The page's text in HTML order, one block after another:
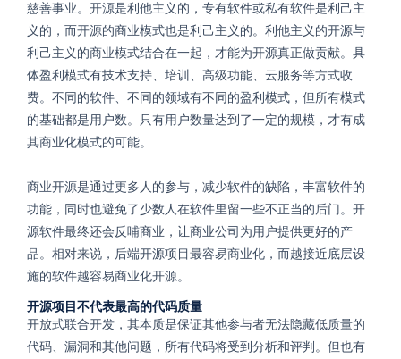
慈善事业。开源是利他主义的，专有软件或私有软件是利己主
义的，而开源的商业模式也是利己主义的。利他主义的开源与
利己主义的商业模式结合在一起，才能为开源真正做贡献。具
体盈利模式有技术支持、培训、高级功能、云服务等方式收
费。不同的软件、不同的领域有不同的盈利模式，但所有模式
的基础都是用户数。只有用户数量达到了一定的规模，才有成
其商业化模式的可能。
商业开源是通过更多人的参与，减少软件的缺陷，丰富软件的
功能，同时也避免了少数人在软件里留一些不正当的后门。开
源软件最终还会反哺商业，让商业公司为用户提供更好的产
品。相对来说，后端开源项目最容易商业化，而越接近底层设
施的软件越容易商业化开源。
开源项目不代表最高的代码质量
开放式联合开发，其本质是保证其他参与者无法隐藏低质量的
代码、漏洞和其他问题，所有代码将受到分析和评判。但也有